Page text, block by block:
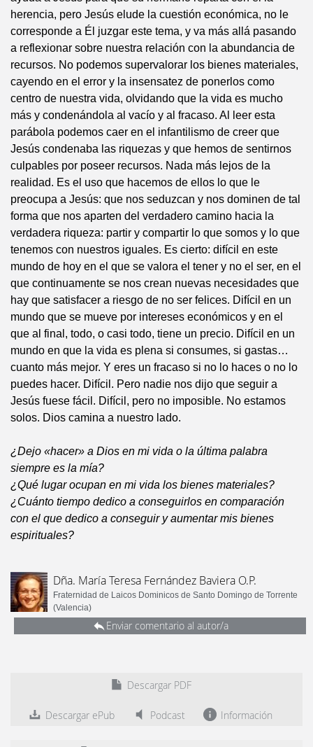
herencia, pero Jesús elude la cuestión económica, no le
corresponde a Él juzgar este tema, y va más allá pasando
a reflexionar sobre nuestra relación con la abundancia de
recursos. No podemos supervalorar los bienes materiales,
cayendo en el error y la insensatez de ponerlos como
centro de nuestra vida, olvidando que la vida es mucho
más y condenándola al vacío y al fracaso. Al leer esta
parábola podemos caer en el infantilismo de creer que
Jesús condenaba las riquezas y que hemos de sentirnos
culpables por poseer recursos. Nada más lejos de la
realidad. Es el uso que hacemos de ellos lo que le
preocupa a Jesús: que nos seduzcan y nos dominen de tal
forma que nos aparten del verdadero camino hacia la
verdadera riqueza: partir y compartir lo que somos y lo que
tenemos con nuestros iguales. Es cierto: difícil en este
mundo de hoy en el que se valora el tener y no el ser, en el
que continuamente se nos crean nuevas necesidades que
hay que satisfacer a riesgo de no ser felices. Difícil en un
mundo que se mueve por intereses económicos y en el
que al final, todo, o casi todo, tiene un precio. Difícil en un
mundo en que la vida es plena si consumes, si gastas…
cuanto más mejor. Y eres un fracaso si no lo haces o no lo
puedes hacer. Difícil. Pero nadie nos dijo que seguir a
Jesús fuese fácil. Difícil, pero no imposible. No estamos
solos. Dios camina a nuestro lado.
¿Dejo «hacer» a Dios en mi vida o la última palabra
siempre es la mía?
¿Qué lugar ocupan en mi vida los bienes materiales?
¿Cuánto tiempo dedico a conseguirlos en comparación
con el que dedico a conseguir y aumentar mis bienes
espirituales?
Dña. María Teresa Fernández Baviera O.P.
Fraternidad de Laicos Dominicos de Santo Domingo de Torrente
(Valencia)
Enviar comentario al autor/a
Descargar PDF
Descargar ePub Podcast Información